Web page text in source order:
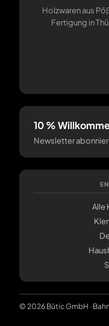
Holzwaren aus
Fertigung in
10 %
Newsletter
Alle
© 2026 Bütic GmbH ·